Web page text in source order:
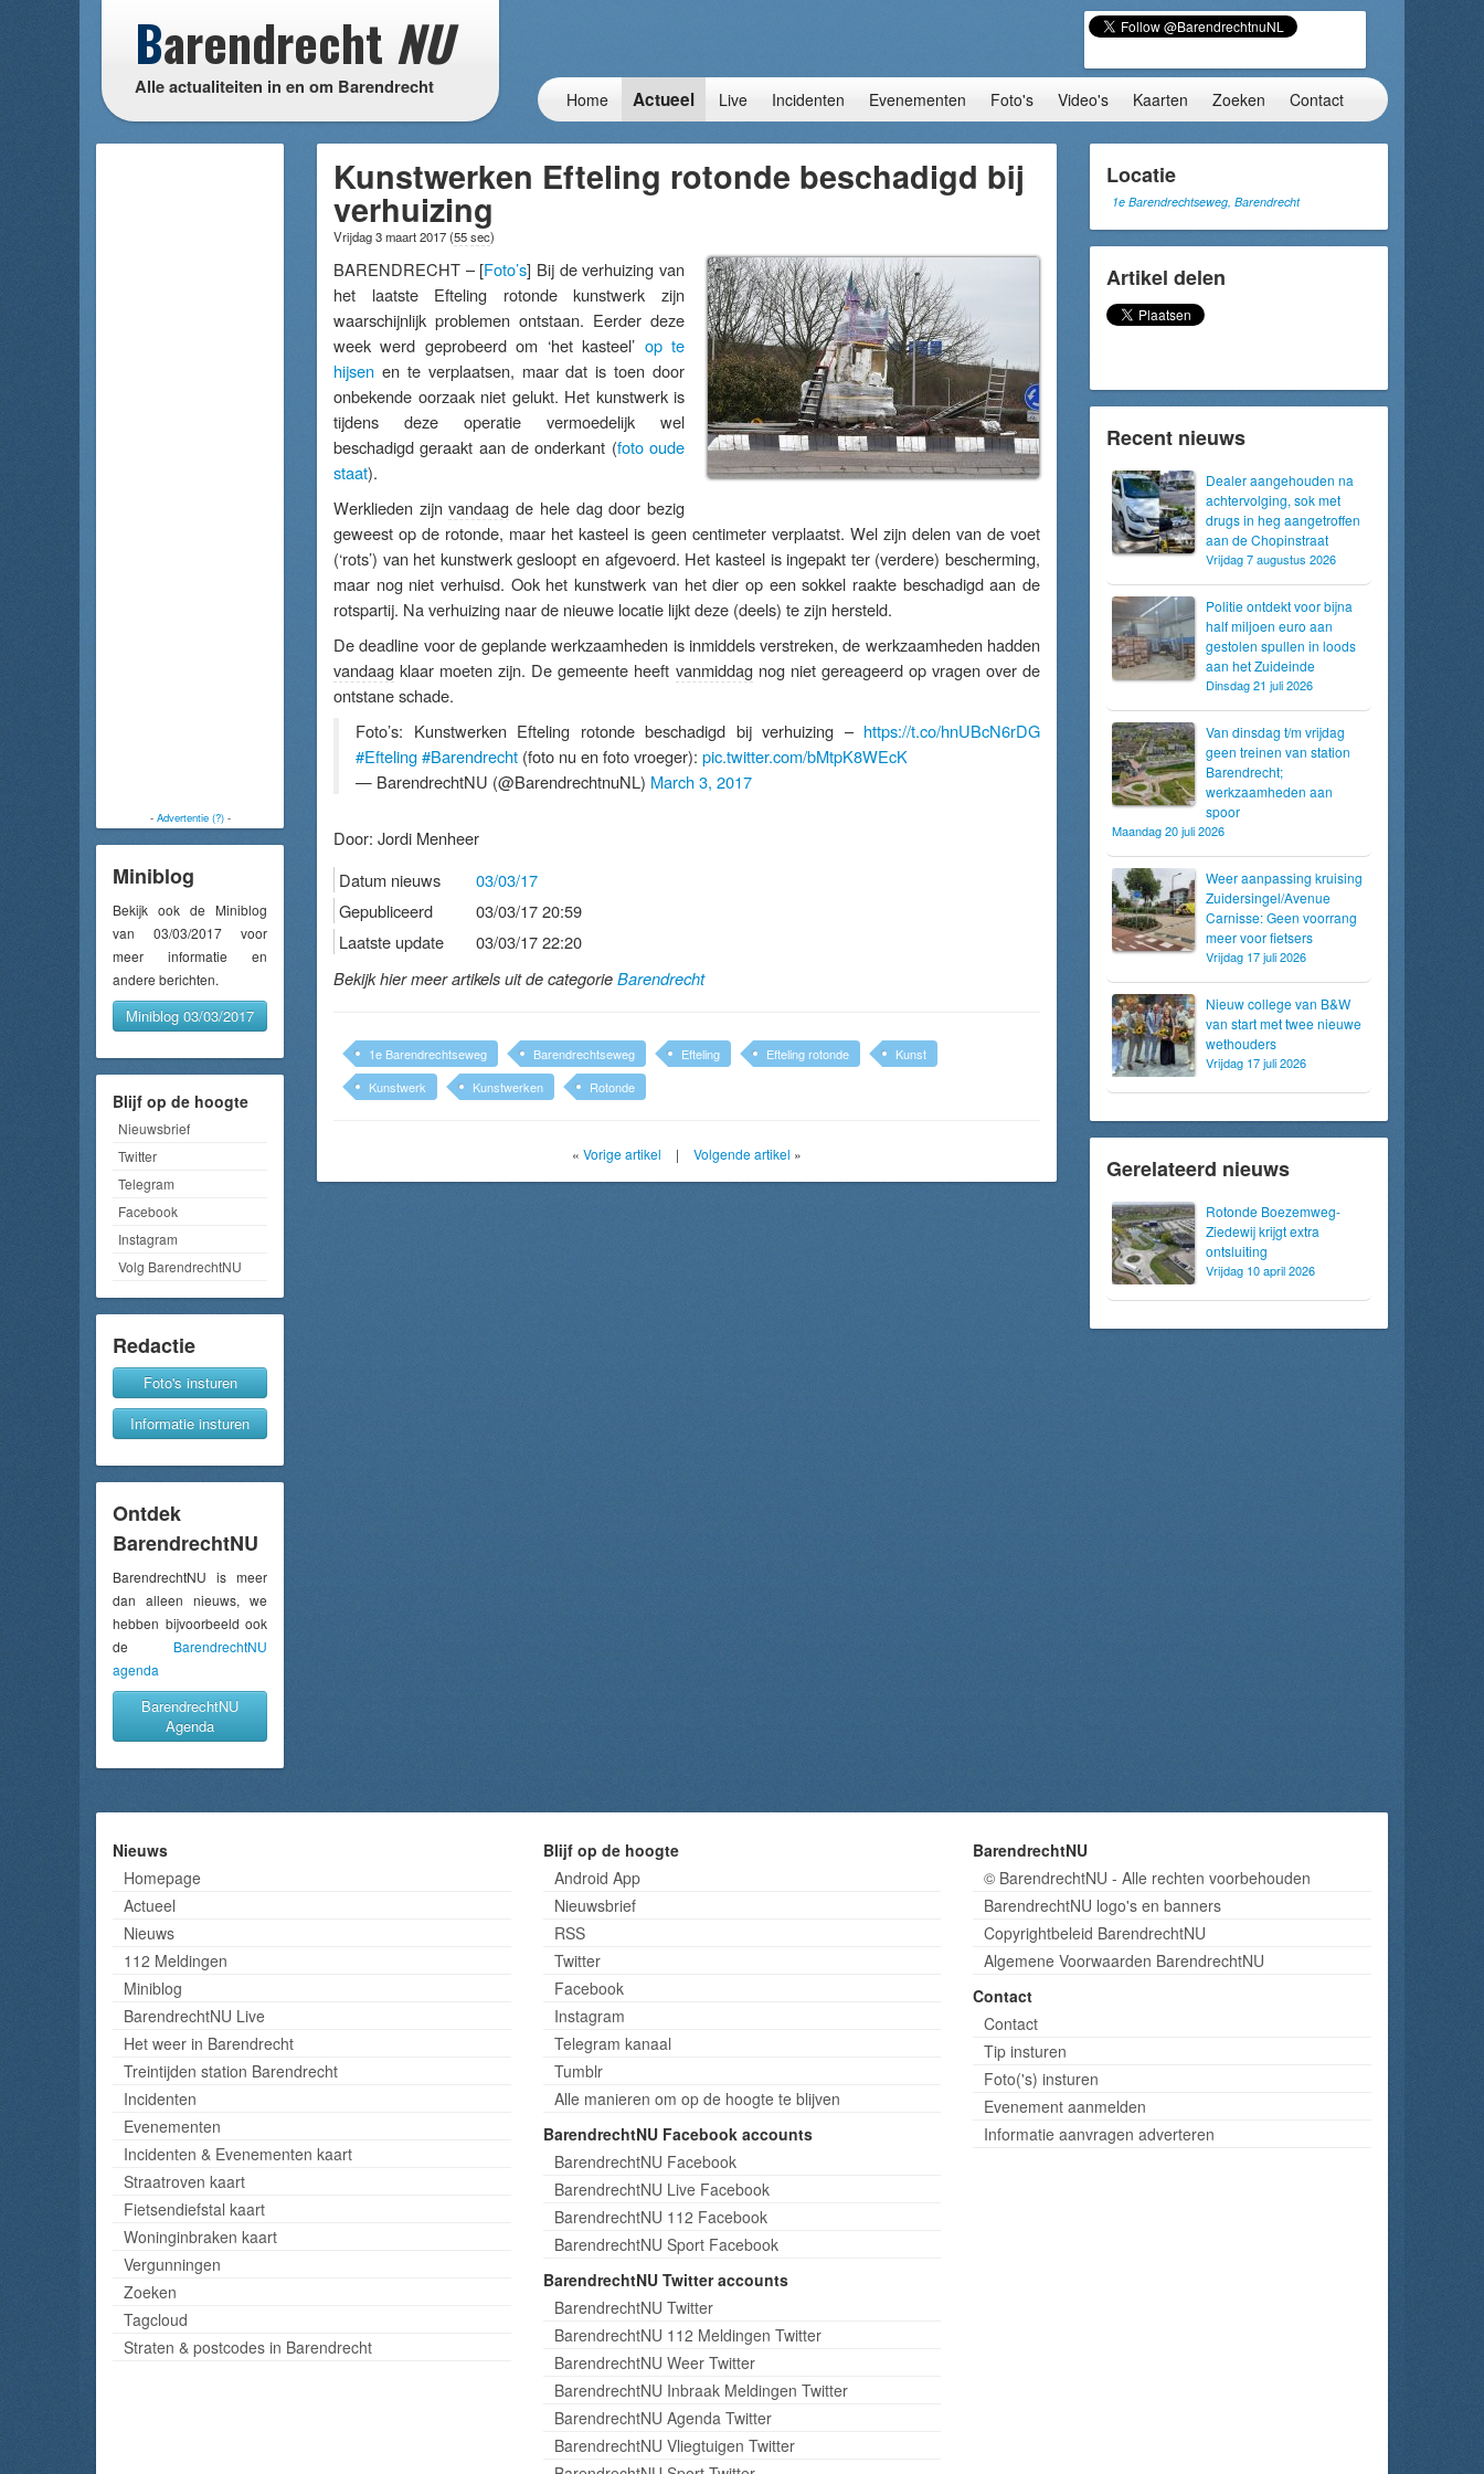
Barendrecht NU
Alle actualiteiten in en om Barendrecht
Home Actueel Live Incidenten Evenementen Foto's Video's Kaarten Zoeken Contact
- Advertentie (?)-
Miniblog
Bekijk ook de Miniblog
van 03/03/2017 voor
meer informatie en
andere berichten.
Miniblog 03/03/2017
Blijf op de hoogte
Nieuwsbrief
Twitter
Telegram
Facebook
Instagram
Volg BarendrechtNU
Redactie
Foto's insturen
Informatie insturen
Ontdek
BarendrechtNU
BarendrechtNU is meer
dan alleen nieuws, we
hebben bijvoorbeeld ook
de BarendrechtNU
agenda
BarendrechtNU
Agenda
Kunstwerken Efteling rotonde beschadigd bij
verhuizing
Vrijdag 3 maart 2017(55 sec)
BARENDRECHT – [Foto’s] Bij de verhuizing van
het laatste Efteling rotonde kunstwerk zijn
waarschijnlijk problemen ontstaan. Eerder deze
week werd geprobeerd om ‘het kasteel’ op te
hijsen en te verplaatsen, maar dat is toen door
onbekende oorzaak niet gelukt. Het kunstwerk is
tijdens deze operatie vermoedelijk wel
beschadigd geraakt aan de onderkant (foto oude
staat).
Werklieden zijnvandaag de hele dag door bezig
geweest op de rotonde, maar het kasteel is geen centimeter verplaatst. Wel zijn delen van de voet
(‘rots’) van het kunstwerk gesloopt en afgevoerd. Het kasteel is ingepakt ter (verdere) bescherming,
maar nog niet verhuisd. Ook het kunstwerk van het dier op een sokkel raakte beschadigd aan de
rotspartij. Na verhuizing naar de nieuwe locatie lijkt deze (deels) te zijn hersteld.
De deadline voor de geplande werkzaamheden is inmiddels verstreken, de werkzaamheden hadden
vandaag klaar moeten zijn. De gemeente heeft vanmiddagnog niet gereageerd op vragen over de
ontstane schade.
Foto’s: Kunstwerken Efteling rotonde beschadigd bij verhuizing – https://t.co/hnUBcN6rDG
#Efteling#Barendrecht (foto nu en foto vroeger): pic.twitter.com/bMtpK8WEcK
— BarendrechtNU (@BarendrechtnuNL) March 3, 2017
Door: Jordi Menheer
Datum nieuws
03/03/17
Gepubliceerd
03/03/17 20:59
Laatste update
03/03/17 22:20
Bekijk hier meer artikels uit de categorie Barendrecht
1e Barendrechtseweg Barendrechtseweg Efteling Efteling rotonde
Kunst
Kunstwerk
Kunstwerken Rotonde
« Vorige artikel | Volgende artikel »
Locatie
1e Barendrechtseweg, Barendrecht
Artikel delen
Recent nieuws
Dealer aangehouden na
achtervolging, sok met
drugs in heg aangetroffen
aan de Chopinstraat
Vrijdag 7 augustus 2026
Politie ontdekt voor bijna
half miljoen euro aan
gestolen spullen in loods
aan het Zuideinde
Dinsdag 21 juli 2026
Van dinsdag t/m vrijdag
geen treinen van station
Barendrecht;
werkzaamheden aan
spoor
Maandag 20 juli 2026
Weer aanpassing kruising
Zuidersingel/Avenue
Carnisse: Geen voorrang
meer voor fietsers
Vrijdag 17 juli 2026
Nieuw college van B&W
van start met twee nieuwe
wethouders
Vrijdag 17 juli 2026
Gerelateerd nieuws
Rotonde Boezemweg-
Ziedewij krijgt extra
ontsluiting
Vrijdag 10 april 2026
Nieuws
Homepage
Actueel
Nieuws
112 Meldingen
Miniblog
BarendrechtNU Live
Het weer in Barendrecht
Treintijden station Barendrecht
Incidenten
Evenementen
Incidenten & Evenementen kaart
Straatroven kaart
Fietsendiefstal kaart
Woninginbraken kaart
Vergunningen
Zoeken
Tagcloud
Straten & postcodes in Barendrecht
Blijf op de hoogte
Android App
Nieuwsbrief
RSS
Twitter
Facebook
Instagram
Telegram kanaal
Tumblr
Alle manieren om op de hoogte te blijven
BarendrechtNU Facebook accounts
BarendrechtNU Facebook
BarendrechtNU Live Facebook
BarendrechtNU 112 Facebook
BarendrechtNU Sport Facebook
BarendrechtNU Twitter accounts
BarendrechtNU Twitter
BarendrechtNU 112 Meldingen Twitter
BarendrechtNU Weer Twitter
BarendrechtNU Inbraak Meldingen Twitter
BarendrechtNU Agenda Twitter
BarendrechtNU Vliegtuigen Twitter
BarendrechtNU
© BarendrechtNU - Alle rechten voorbehouden
BarendrechtNU logo's en banners
Copyrightbeleid BarendrechtNU
Algemene Voorwaarden BarendrechtNU
Contact
Contact
Tip insturen
Foto('s) insturen
Evenement aanmelden
Informatie aanvragen adverteren